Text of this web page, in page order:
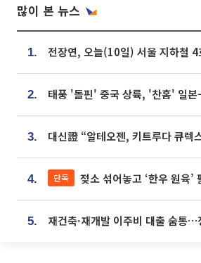
많이 본 뉴스
1.
2.
3.
4. 단독 젖소 섞어놓고 ‘한우 원육’ 팔이...공영
5.